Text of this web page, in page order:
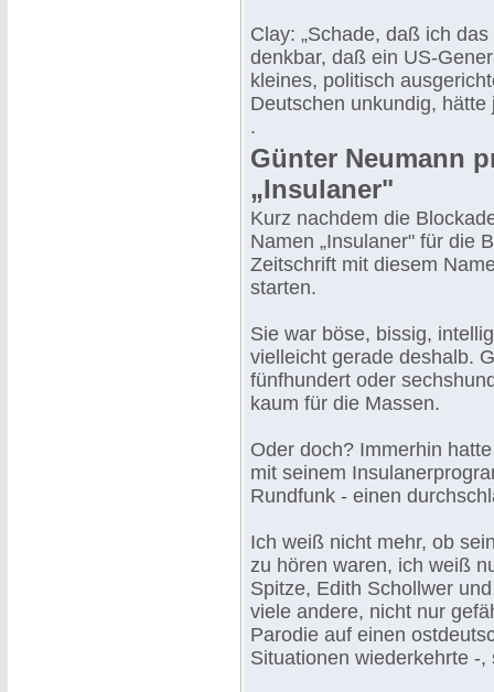
Clay: „Schade, daß ich
denkbar, daß ein US-
kleines, politisch
Deutschen unkundig,
.
Günter Neumann
„Insulaner"
Kurz nachdem die
Namen „Insulaner" für die
Zeitschrift mit diesem
starten.
Sie war böse, bissig,
vielleicht gerade deshalb.
fünfhundert oder
kaum für die Massen.
Oder doch? Immerhin
mit seinem
Rundfunk - einen
Ich weiß nicht mehr, ob
zu hören waren, ich weiß
Spitze, Edith Schollwer
viele andere, nicht nur
Parodie auf einen
Situationen wiederkehrte -